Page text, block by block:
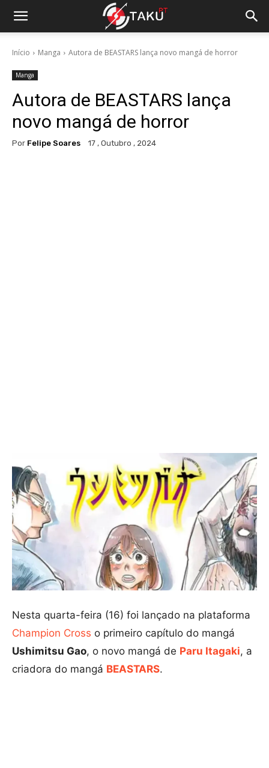
Início Manga Autora de BEASTARS lança novo mangá de horror
Manga
Autora de BEASTARS lança
novo mangá de horror
Por Felipe Soares 17 , Outubro , 2024
Nesta quarta-feira (16) foi lançado na plataforma
Champion Cross o primeiro capítulo do mangá
Ushimitsu Gao, o novo mangá de Paru Itagaki, a
criadora do mangá BEASTARS.